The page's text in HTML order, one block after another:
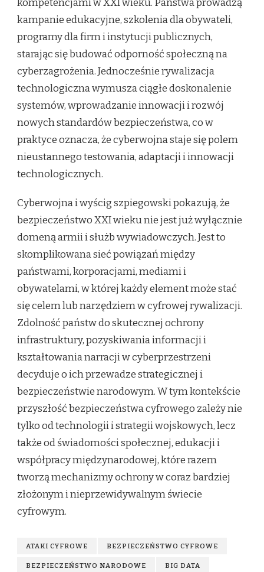
kompetencjami w XXI wieku. Państwa prowadzą
kampanie edukacyjne, szkolenia dla obywateli,
programy dla firm i instytucji publicznych,
starając się budować odporność społeczną na
cyberzagrożenia. Jednocześnie rywalizacja
technologiczna wymusza ciągłe doskonalenie
systemów, wprowadzanie innowacji i rozwój
nowych standardów bezpieczeństwa, co w
praktyce oznacza, że cyberwojna staje się polem
nieustannego testowania, adaptacji i innowacji
technologicznych.
Cyberwojna i wyścig szpiegowski pokazują, że
bezpieczeństwo XXI wieku nie jest już wyłącznie
domeną armii i służb wywiadowczych. Jest to
skomplikowana sieć powiązań między
państwami, korporacjami, mediami i
obywatelami, w której każdy element może stać
się celem lub narzędziem w cyfrowej rywalizacji.
Zdolność państw do skutecznej ochrony
infrastruktury, pozyskiwania informacji i
kształtowania narracji w cyberprzestrzeni
decyduje o ich przewadze strategicznej i
bezpieczeństwie narodowym. W tym kontekście
przyszłość bezpieczeństwa cyfrowego zależy nie
tylko od technologii i strategii wojskowych, lecz
także od świadomości społecznej, edukacji i
współpracy międzynarodowej, które razem
tworzą mechanizmy ochrony w coraz bardziej
złożonym i nieprzewidywalnym świecie
cyfrowym.
ATAKI CYFROWE BEZPIECZEŃSTWO CYFROWE
BEZPIECZEŃSTWO NARODOWE BIG DATA